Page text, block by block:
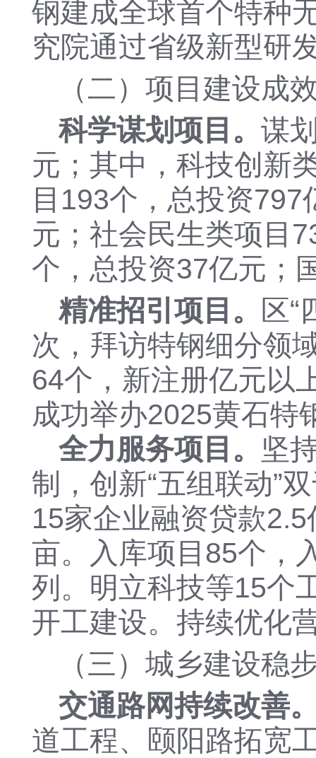
钢建成全球首个特种
究院通过省级新型研
（二）项目建设成
科学谋划项目。 谋
元； 其中，科技创新
目193个，总投资
元；社会民生类项目
个，总投资37亿元；
精准招引 项目。 区“
次， 拜访特钢细分领
64个，新注册亿元以
成功举办2025黄石特
全力服务项目 。 坚
制， 创新“五组联动”
15家企业融资贷款2.5
亩。
入库项目 85个，
列。 明立科技等15个
开工建设。持续优化
（三）城乡建设稳
交通路网持续改善
道工程、颐阳路拓宽